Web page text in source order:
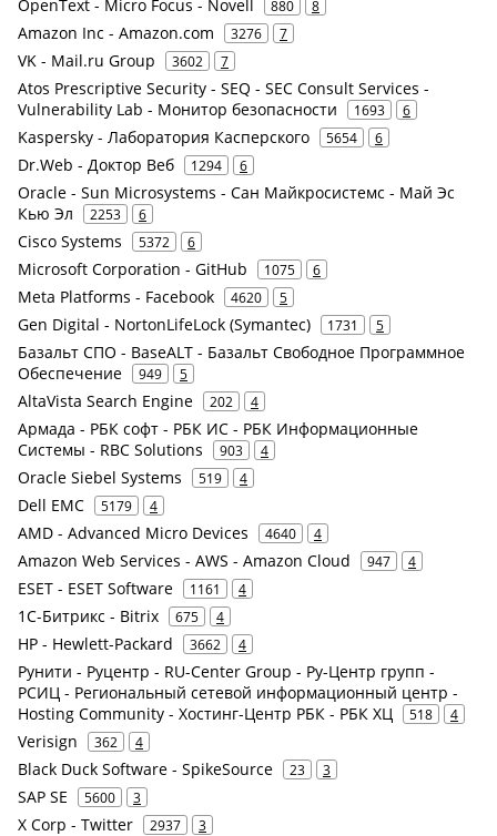
OpenText - Micro Focus - Novell 880 8
Amazon Inc - Amazon.com 3276 7
VK - Mail.ru Group 3602 7
Atos Prescriptive Security - SEQ - SEC Consult Services -
Vulnerability Lab - Монитор безопасности
1693 6
Kaspersky - Лаборатория Касперского 5654 6
Dr.Web - Доктор Веб 1294 6
Oracle - Sun Microsystems - Сан Майкросистемс - Май Эс
Кью Эл
2253 6
Cisco Systems 5372 6
Microsoft Corporation - GitHub 1075 6
Meta Platforms - Facebook 4620 5
Gen Digital - NortonLifeLock (Symantec) 1731 5
Базальт СПО - BaseALT - Базальт Свободное Программное
Обеспечение
949 5
AltaVista Search Engine 202 4
Армада - РБК софт - РБК ИС - РБК Информационные
Системы - RBC Solutions
903 4
Oracle Siebel Systems 519 4
Dell EMC 5179 4
AMD - Advanced Micro Devices 4640 4
Amazon Web Services - AWS - Amazon Cloud 947 4
ESET - ESET Software 1161 4
1С-Битрикс - Bitrix 675 4
HP - Hewlett-Packard 3662 4
Рунити - Руцентр - RU-Center Group - Ру-Центр групп -
РСИЦ - Региональный сетевой информационный центр -
Hosting Community - Хостинг-Центр РБК - РБК ХЦ
518 4
Verisign 362 4
Black Duck Software - SpikeSource 23 3
SAP SE 5600 3
X Corp - Twitter 2937 3